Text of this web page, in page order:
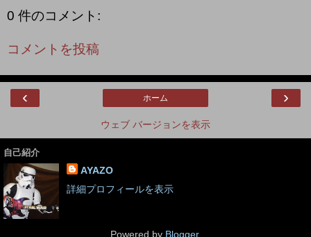
0 件のコメント:
コメントを投稿
‹ ›
ホーム
ウェブ バージョンを表示
自己紹介
AYAZO
詳細プロフィールを表示
Powered by Blogger.